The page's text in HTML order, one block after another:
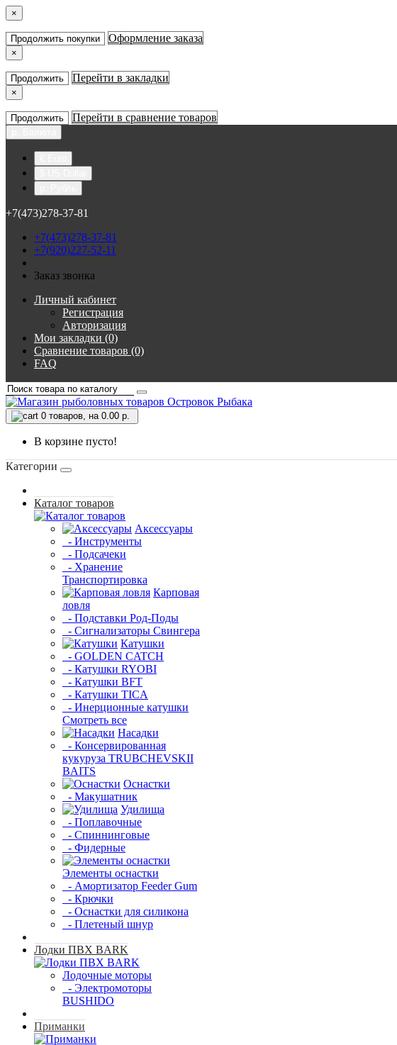
×
Продолжить покупки Оформление заказа
×
Продолжить Перейти в закладки
×
Продолжить Перейти в сравнение товаров
+7(473)278-37-81
+7(473)278-37-81
+7(920)227-52-11
Заказ звонка
Личный кабинет
Регистрация
Авторизация
Мои закладки (0)
Сравнение товаров (0)
FAQ
0 товаров, на 0.00 р.
В корзине пусто!
Категории
Каталог товаров
Аксессуары
- Инструменты
- Подсачеки
- Хранение
Транспортировка
Карповая
ловля
- Подставки Род-Поды
- Сигнализаторы Свингера
Катушки
- GOLDEN CATCH
- Катушки RYOBI
- Катушки BFT
- Катушки TICA
- Инерционные катушки
Смотреть все
Насадки
- Консервированная
кукуруза TRUBCHEVSKII
BAITS
Оснастки
- Макушатник
Удилища
- Поплавочные
- Спиннинговые
- Фидерные
Элементы оснастки
- Амортизатор Feeder Gum
- Крючки
- Оснастки для силикона
- Плетеный шнур
Лодки ПВХ BARK
Лодочные моторы
- Электромоторы
BUSHIDO
Приманки